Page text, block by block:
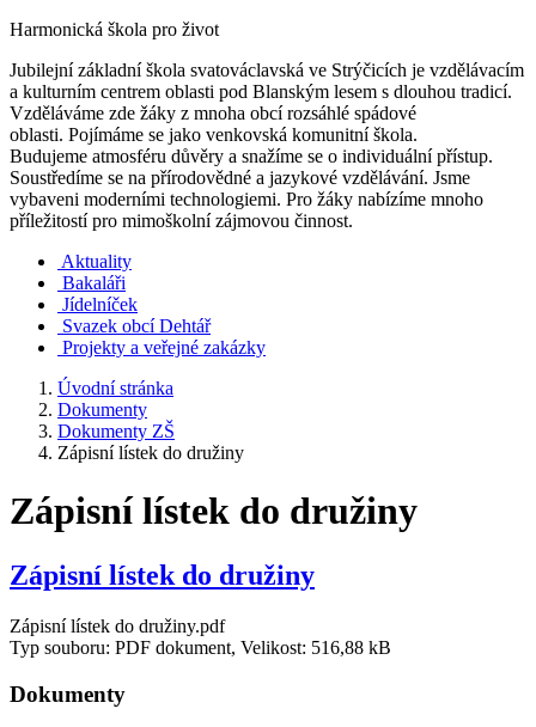
Harmonická škola pro život
Jubilejní základní škola svatováclavská ve Strýčicích je vzdělávacím
a kulturním centrem oblasti pod Blanským lesem s dlouhou tradicí.
Vzděláváme zde žáky z mnoha obcí rozsáhlé spádové
oblasti. Pojímáme se jako venkovská komunitní škola.
Budujeme atmosféru důvěry a snažíme se o individuální přístup.
Soustředíme se na přírodovědné a jazykové vzdělávání. Jsme
vybaveni moderními technologiemi. Pro žáky nabízíme mnoho
příležitostí pro mimoškolní zájmovou činnost.
Aktuality
Bakaláři
Jídelníček
Svazek obcí Dehtář
Projekty a veřejné zakázky
Úvodní stránka
Dokumenty
Dokumenty ZŠ
Zápisní lístek do družiny
Zápisní lístek do družiny
Zápisní lístek do družiny
Zápisní lístek do družiny.pdf
Typ souboru: PDF dokument, Velikost: 516,88 kB
Dokumenty